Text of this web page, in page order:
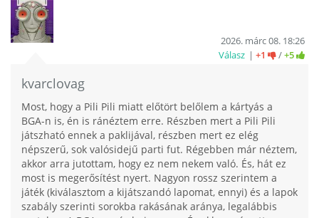
kvarclovag
2026. márc 08. 18:26
Válasz
+1 /+5
Most, hogy a Pili Pili miatt előtört belőlem a kártyás a
BGA-n is, én is ránéztem erre. Részben mert a Pili Pili
játszható ennek a paklijával, részben mert ez elég
népszerű, sok valósidejű parti fut. Régebben már néztem,
akkor arra jutottam, hogy ez nem nekem való. És, hát ez
most is megerősítést nyert. Nagyon rossz szerintem a
játék (kiválasztom a kijátszandó lapomat, ennyi) és a lapok
szabály szerinti sorokba rakásának aránya, legalábbis